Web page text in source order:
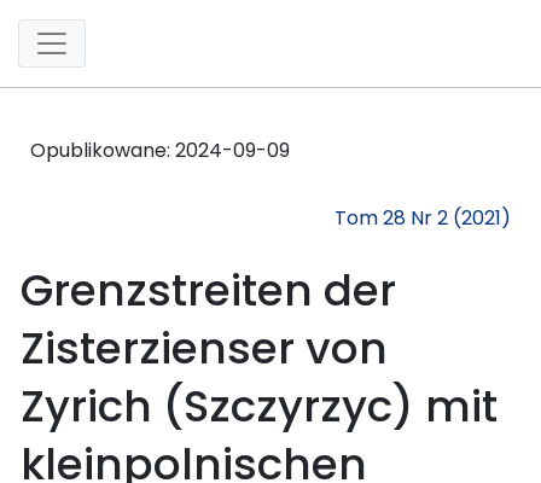
Opublikowane: 2024-09-09
Tom 28 Nr 2 (2021)
Grenzstreiten der
Zisterzienser von
Zyrich (Szczyrzyc) mit
kleinpolnischen